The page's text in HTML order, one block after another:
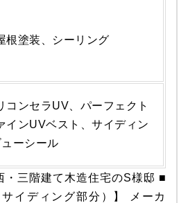
根塗装、シーリング
コンセラUV、パーフェクト
インUVベスト、サイディン
ーシール
・三階建て木造住宅のS様邸 ■
イディング部分）】 メーカ